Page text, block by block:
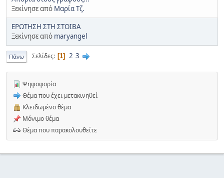
Ξεκίνησε από Mαρία Τζ.
ΕΡΩΤΗΣΗ ΣΤΗ ΣΤΟΙΒΑ
Ξεκίνησε από maryangel
Πάνω Σελίδες 1 2 3
Ψηφοφορία
Θέμα που έχει μετακινηθεί
Κλειδωμένο θέμα
Μόνιμο θέμα
Θέμα που παρακολουθείτε